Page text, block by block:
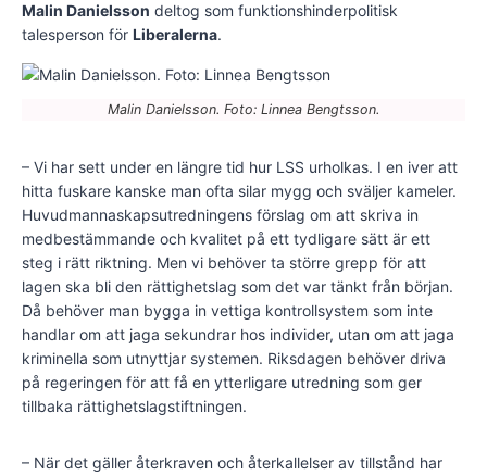
Malin Danielsson deltog som funktionshinderpolitisk
talesperson för Liberalerna.
Malin Danielsson. Foto: Linnea Bengtsson.
– Vi har sett under en längre tid hur LSS urholkas. I en iver att
hitta fuskare kanske man ofta silar mygg och sväljer kameler.
Huvudmannaskapsutredningens förslag om att skriva in
medbestämmande och kvalitet på ett tydligare sätt är ett
steg i rätt riktning. Men vi behöver ta större grepp för att
lagen ska bli den rättighetslag som det var tänkt från början.
Då behöver man bygga in vettiga kontrollsystem som inte
handlar om att jaga sekundrar hos individer, utan om att jaga
kriminella som utnyttjar systemen. Riksdagen behöver driva
på regeringen för att få en ytterligare utredning som ger
tillbaka rättighetslagstiftningen.
– När det gäller återkraven och återkallelser av tillstånd har